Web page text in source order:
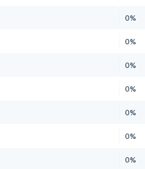
0%
0%
0%
0%
0%
0%
0%